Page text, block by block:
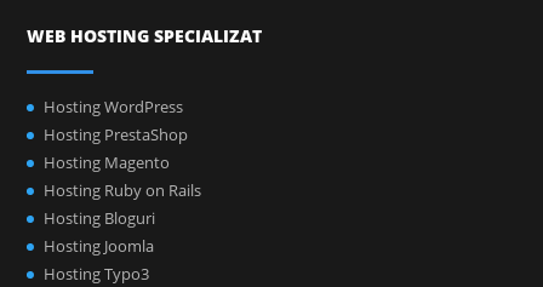
WEB HOSTING SPECIALIZAT
Hosting WordPress
Hosting PrestaShop
Hosting Magento
Hosting Ruby on Rails
Hosting Bloguri
Hosting Joomla
Hosting Typo3